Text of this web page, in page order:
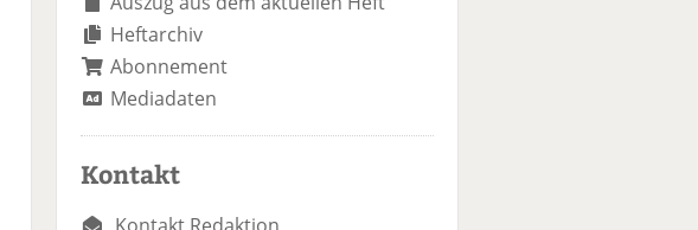
Heftarchiv
Abonnement
Mediadaten
Kontakt